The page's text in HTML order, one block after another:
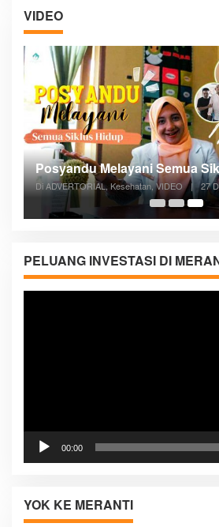
VIDEO
Posyandu Melayani Semua
Di ADVERTORIAL, Kesehatan, VIDEO | 27
PELUANG INVESTASI DI
Pemutar
00:00
YOK KE MERANTI